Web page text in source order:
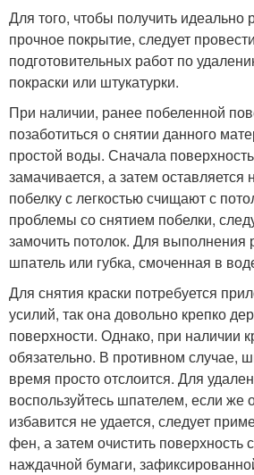
Для того, чтобы получить идеально
прочное покрытие, следует
подготовительных работ по
покраски или штукатурки.
При наличии, ранее побеленной
позаботиться о снятии данного
простой воды. Сначала
замачивается, а затем
побелку с легкостью счищают с
проблемы со снятием побелки,
замочить потолок. Для выполнения
шпатель или губка, смоченная в
Для снятия краски потребуется
усилий, так она довольно крепко
поверхности. Однако, при наличии
обязательно. В противном случае,
время просто отслоится. Для
воспользуйтесь шпателем, если же
избавится не удается, следует
фен, а затем очистить
наждачной бумаги,